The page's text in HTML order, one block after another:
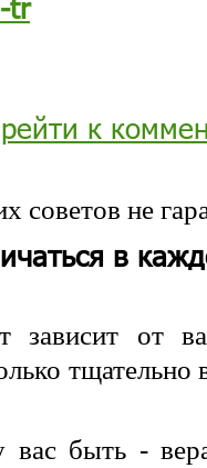
к
советов не
в
зависит от
быть -